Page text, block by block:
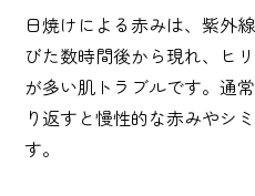
日焼けによる赤みは、紫外
びた数時間後から現れ、ヒ
が多い肌トラブルです。通
り返すと慢性的な赤みやシ
す。